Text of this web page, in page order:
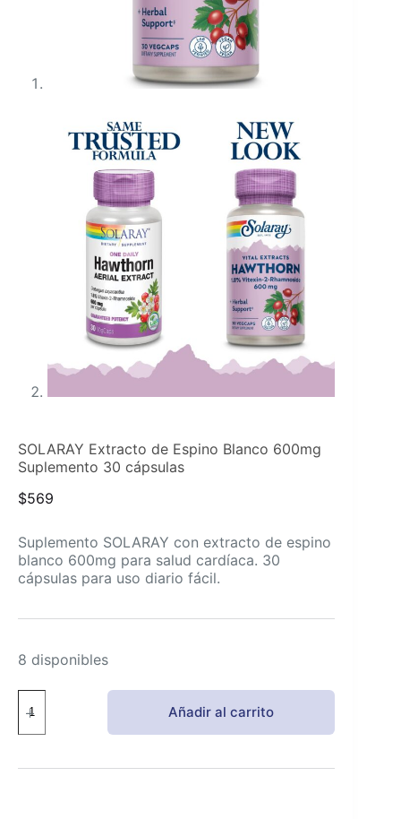
SOLARAY Extracto de Espino Blanco 600mg
Suplemento 30 cápsulas
$569
Suplemento SOLARAY con extracto de espino
blanco 600mg para salud cardíaca. 30
cápsulas para uso diario fácil.
8 disponibles
Extracto
de
Blanco
Añadir al carrito